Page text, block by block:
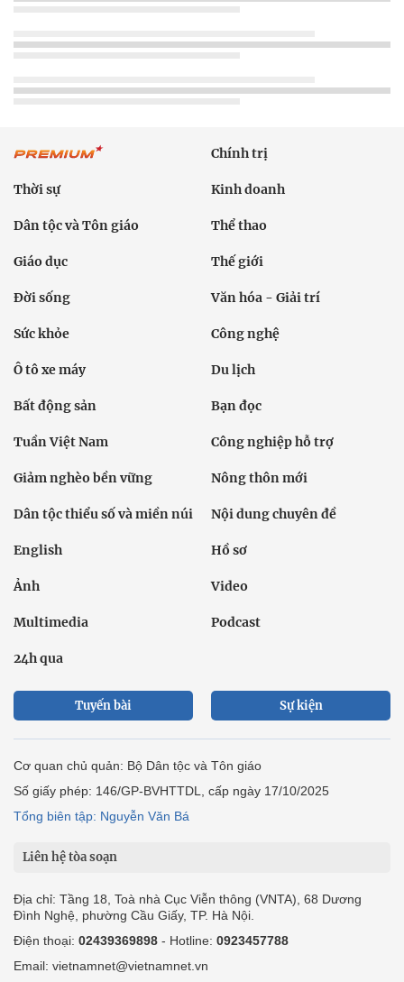
Chính trị
Thời sự Kinh doanh
Dân tộc và Tôn giáo Thể thao
Giáo dục Thế giới
Đời sống Văn hóa - Giải trí
Sức khỏe Công nghệ
Ô tô xe máy Du lịch
Bất động sản Bạn đọc
Tuần Việt Nam Công nghiệp hỗ trợ
Giảm nghèo bền vững Nông thôn mới
Dân tộc thiểu số và miền núi Nội dung chuyên đề
English Hồ sơ
Ảnh Video
Multimedia Podcast
24h qua
Tuyến bài Sự kiện
Cơ quan chủ quản: Bộ Dân tộc và Tôn giáo
Số giấy phép: 146/GP-BVHTTDL, cấp ngày 17/10/2025
Tổng biên tập: Nguyễn Văn Bá
Liên hệ tòa soạn
Địa chỉ: Tầng 18, Toà nhà Cục Viễn thông (VNTA), 68 Dương
Đình Nghệ, phường Cầu Giấy, TP. Hà Nội.
Điện thoại: 02439369898 - Hotline: 0923457788
Email: vietnamnet@vietnamnet.vn